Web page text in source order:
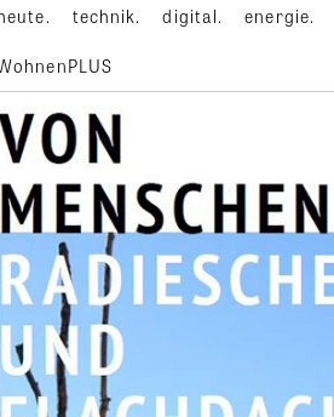
technik. digital. energie.